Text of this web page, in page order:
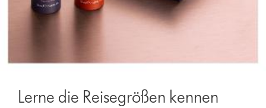
Lerne die Reisegrößen kennen